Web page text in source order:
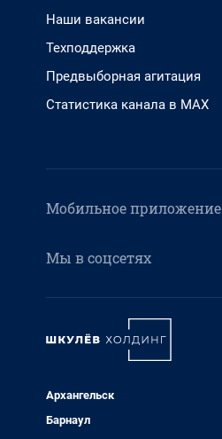
Наши вакансии
Техподдержка
Предвыборная агитация
Статистика канала в MAX
Мобильное приложение
Мы в соцсетях
Архангельск
Барнаул